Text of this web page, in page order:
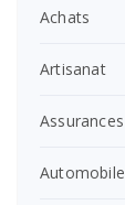
Achats
Artisanat
Assurances
Automobile